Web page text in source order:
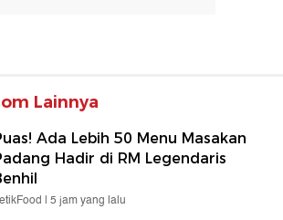
Lainnya
Ada Lebih 50 Menu Masakan
Hadir di RM Legendaris
| 5 jam yang lalu